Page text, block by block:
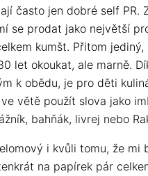
často jen dobré self PR.
se prodat jako největší
kumšt. Přitom
let okoukat, ale marně.
k obědu, je pro děti
větě použít slova jako
bahňák, livrej nebo
i kvůli tomu, že mi
na papírek pár